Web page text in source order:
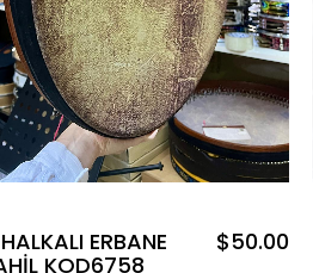
ERBANE
KOD6758
$50.00